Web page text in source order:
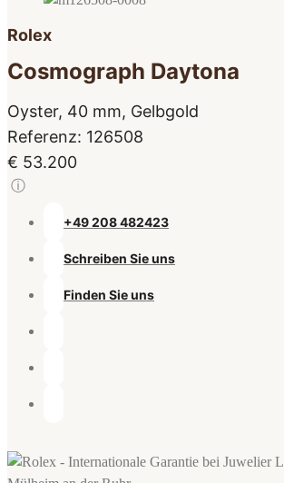
Rolex
Cosmograph Daytona
Oyster, 40 mm, Gelbgold
Referenz: 126508
€ 53.200
ⓘ
+49 208 482423
Schreiben Sie uns
Finden Sie uns